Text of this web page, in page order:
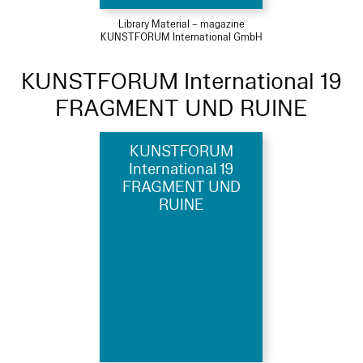
Library Material – magazine
KUNSTFORUM International GmbH
KUNSTFORUM International 19
FRAGMENT UND RUINE
KUNSTFORUM
International 19
FRAGMENT UND
RUINE